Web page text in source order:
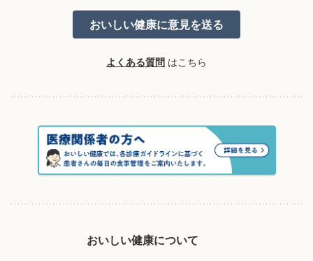
よくある質問 はこちら
おいしい健康について